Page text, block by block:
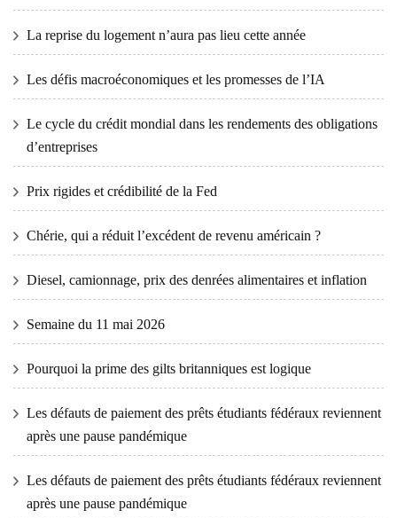
La reprise du logement n’aura pas lieu cette année
Les défis macroéconomiques et les promesses de l’IA
Le cycle du crédit mondial dans les rendements des obligations
d’entreprises
Prix ​​​​rigides et crédibilité de la Fed
Chérie, qui a réduit l’excédent de revenu américain ?
Diesel, camionnage, prix des denrées alimentaires et inflation
Semaine du 11 mai 2026
Pourquoi la prime des gilts britanniques est logique
Les défauts de paiement des prêts étudiants fédéraux reviennent
après une pause pandémique
Les défauts de paiement des prêts étudiants fédéraux reviennent
après une pause pandémique